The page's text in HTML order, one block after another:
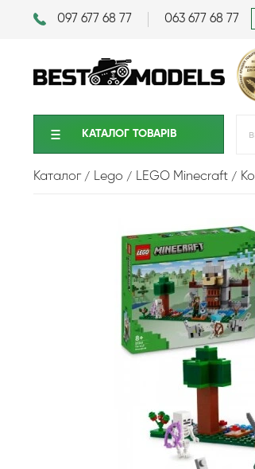
097 677 68 77 063 677 68 77
КАТАЛОГ ТОВАРIВ
Каталог Lego LEGO Minecraft